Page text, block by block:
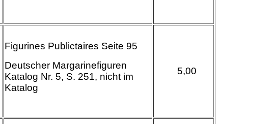
Figurines Publictaires Seite 95
Deutscher Margarinefiguren
Katalog Nr. 5, S. 251, nicht im
Katalog
5,00